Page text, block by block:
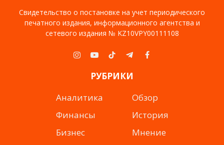
Свидетельство о постановке на учет периодического
печатного издания, информационного агентства и
сетевого издания № KZ10VPY00111108
Instagram
YouTubeTikTokTelegramFacebook
РУБРИКИ
Аналитика
Финансы
Бизнес
Обзор
История
Мнение